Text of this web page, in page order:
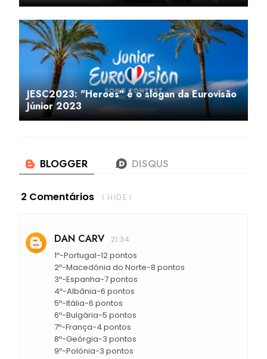
JESC2023: "Heroes" é o slogan da Eurovisão
Júnior 2023
2 Comentários ( HIDE )
DAN CARV 21:34
1º-Portugal-12 pontos
2º-Macedónia do Norte-8 pontos
3º-Espanha-7 pontos
4º-Albânia-6 pontos
5º-Itália-6 pontos
6º-Bulgária-5 pontos
7º-França-4 pontos
8º-Geórgia-3 pontos
9º-Polónia-3 pontos